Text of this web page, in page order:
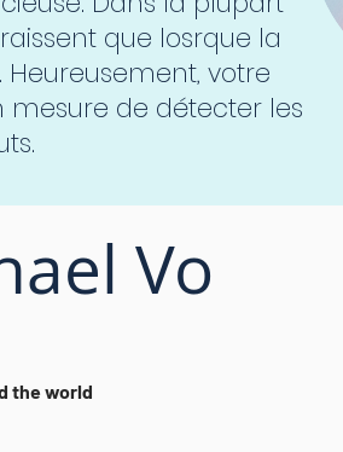
que losrque la
votre
mesure de détecter les
Vo
the world